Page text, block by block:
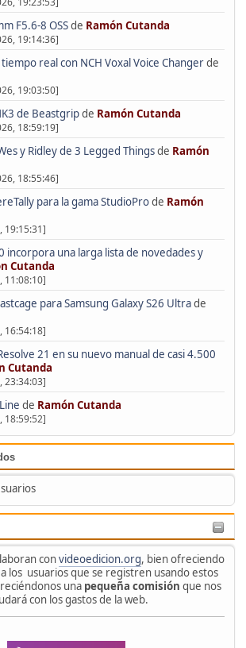
F5.6-8 OSSde Ramón Cutanda
19:14:36]
real con NCH Voxal Voice Changerde
19:03:50]
de Beastgripde Ramón Cutanda
18:59:19]
y Ridley de 3 Legged Thingsde Ramón
18:55:46]
para la gama StudioProde Ramón
19:15:31]
incorpora una larga lista de novedades y
Cutanda
11:08:10]
para Samsung Galaxy S26 Ultrade
16:54:18]
21 en su nuevo manual de casi 4.500
Cutanda
23:34:03]
de Ramón Cutanda
18:59:52]
convideoedicion.org, bien ofreciendo
los usuarios que se registren usando estos
una pequeña comisión que nos
con los gastos de la web.